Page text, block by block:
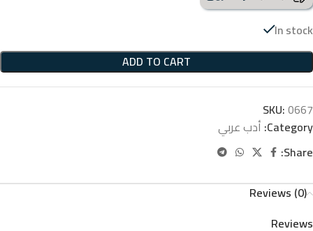
In stock
ADD TO CART
SKU:0667
Category: أدب عربي
Share:
Reviews (0)
Reviews